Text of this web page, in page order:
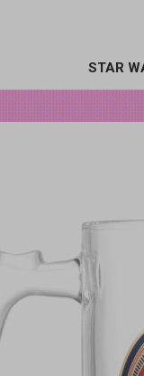
STAR